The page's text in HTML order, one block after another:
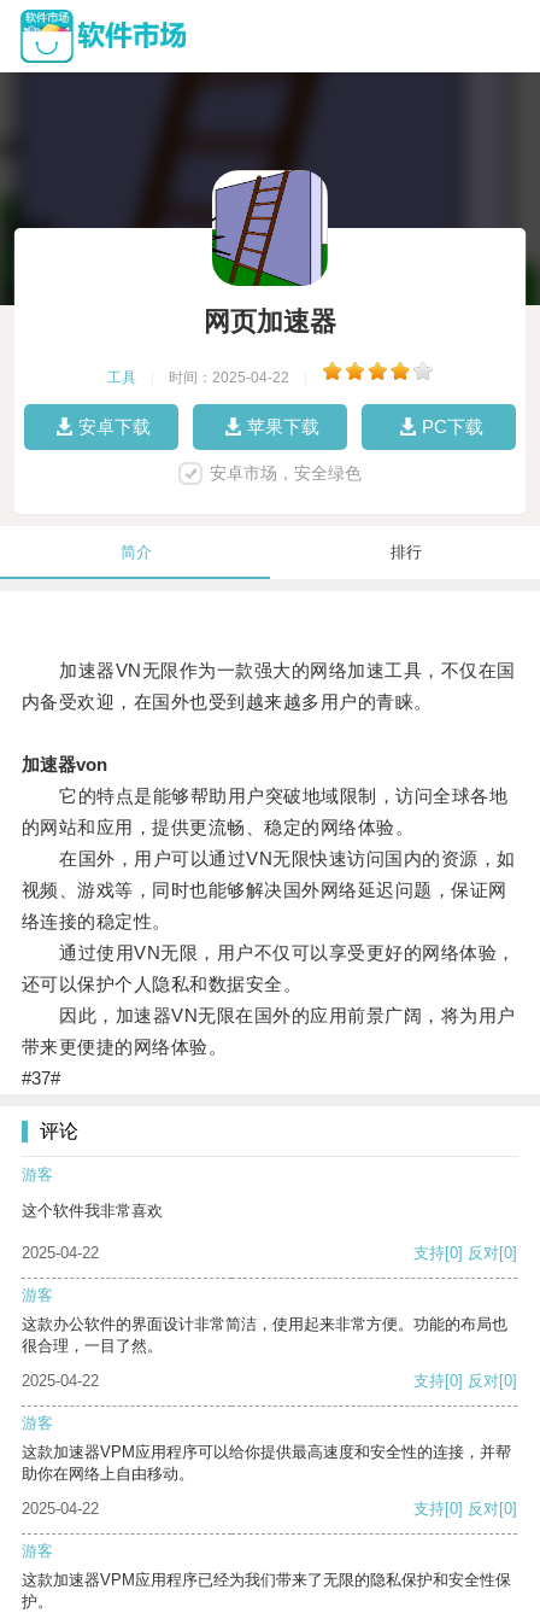
网页加速器
工具 时间：2025-04-22
安卓下载 苹果下载 PC下载
安卓市场，安全绿色
简介 排行
加速器VN无限作为一款强大的网络加速工具，不仅在国
内备受欢迎，在国外也受到越来越多用户的青睐。
加速器von
它的特点是能够帮助用户突破地域限制，访问全球各地
的网站和应用，提供更流畅、稳定的网络体验。
在国外，用户可以通过VN无限快速访问国内的资源，如
视频、游戏等，同时也能够解决国外网络延迟问题，保证网
络连接的稳定性。
通过使用VN无限，用户不仅可以享受更好的网络体验，
还可以保护个人隐私和数据安全。
因此，加速器VN无限在国外的应用前景广阔，将为用户
带来更便捷的网络体验。
#37#
评论
游客
这个软件我非常喜欢
2025-04-22 支持[0] 反对[0]
游客
这款办公软件的界面设计非常简洁，使用起来非常方便。功能的布局也
很合理，一目了然。
2025-04-22
支持[0] 反对[0]
游客
这款加速器VPM应用程序可以给你提供最高速度和安全性的连接，并帮
助你在网络上自由移动。
2025-04-22
支持[0] 反对[0]
游客
这款加速器VPM应用程序已经为我们带来了无限的隐私保护和安全性保
护。